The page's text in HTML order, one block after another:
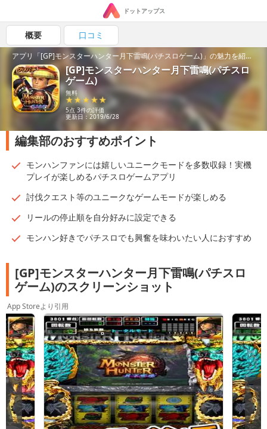
ドットアップス
概要 口コミ
アプリ「[GP]モンスターハンター月下雷鳴(パチスロゲーム)」の魅力を紹介！
[GP]モンスターハンター月下雷鳴(パチスロ
ゲーム)
無料
5点 3件の評価
更新日：2019/6/28
編集部のおすすめポイント
モンハンファンには嬉しいユニークモードを多数収録！実機
プレイが楽しめるパチスロゲームアプリ
討伐クエスト等のユニークなゲームモードが楽しめる
リールの停止順を自分好みに設定できる
モンハン好きでパチスロでも興奮を味わいたい人におすすめ
[GP]モンスターハンター月下雷鳴(パチスロ
ゲーム)のスクリーンショット
App Storeより引用